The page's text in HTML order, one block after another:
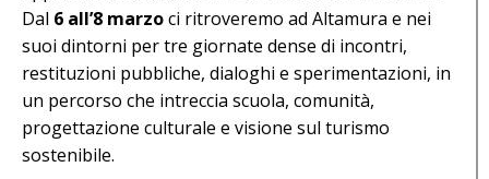
Dal 6 all’8 marzoci ritroveremo ad Altamura e nei
suoi dintorni per tre giornate dense di incontri,
restituzioni pubbliche, dialoghi e sperimentazioni, in
un percorso che intreccia scuola, comunità,
progettazione culturale e visione sul turismo
sostenibile.